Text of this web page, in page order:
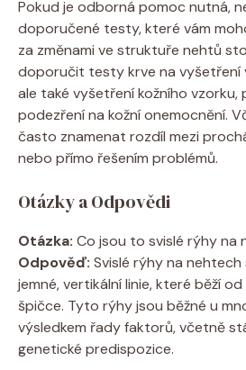
Pokud je odborná pomoc nutná,
doporučené testy, které vám
za změnami ve struktuře nehtů
doporučit testy krve na vyšetření
ale také vyšetření kožního vzorku,
podezření na kožní onemocnění.
často znamenat rozdíl mezi
nebo přímo řešením problémů.
Otázky a Odpovědi
Otázka: Co jsou to svislé rýhy na
Odpověď: Svislé rýhy na nehtech
jemné, vertikální linie, které běží
špičce. Tyto rýhy jsou běžné u
výsledkem řady faktorů, včetně
genetické predispozice.